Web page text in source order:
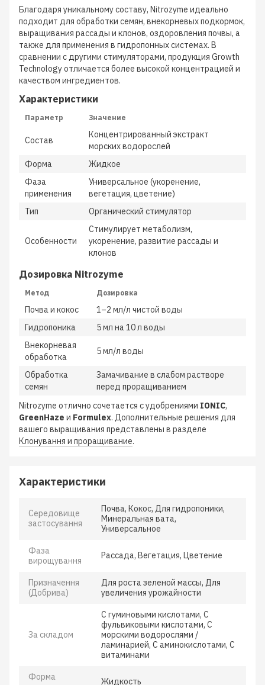
Благодаря уникальному составу, Nitrozyme идеально
подходит для обработки семян, внекорневых подкормок,
выращивания рассады и клонов, оздоровления почвы, а
также для применения в гидропонных системах. В
сравнении с другими стимуляторами, продукция Growth
Technology отличается более высокой концентрацией и
качеством ингредиентов.
Характеристики
Параметр Значение
Состав
Концентрированный экстракт
морских водорослей
Форма
Жидкое
Фаза
применения
Универсальное (укоренение,
вегетация, цветение)
Тип
Органический стимулятор
Особенности
Стимулирует метаболизм,
укоренение, развитие рассады и
клонов
Дозировка Nitrozyme
Метод Дозировка
Почва и кокос
1–2 мл/л чистой воды
Гидропоника
5 мл на 10 л воды
Внекорневая
обработка
5 мл/л воды
Обработка
семян
Замачивание в слабом растворе
перед проращиванием
Nitrozyme отлично сочетается с удобрениями IONIC,
GreenHaze и Formulex. Дополнительные решения для
вашего выращивания представлены в разделе
Клонування и проращивание.
Характеристики
Середовище
застосування
Почва, Кокос, Для гидропоники,
Минеральная вата,
Универсальное
Фаза
вирощування
Рассада, Вегетация, Цветение
Призначення
(Добрива)
Для роста зеленой массы, Для
увеличения урожайности
За складом
С гуминовыми кислотами, С
фульвиковыми кислотами, С
морскими водорослями /
ламинарией, С аминокислотами, С
витаминами
Форма
Жидкость